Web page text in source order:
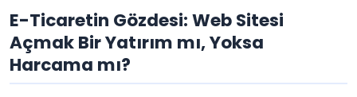
E-Ticaretin Gözdesi: Web Sitesi
Açmak Bir Yatırım mı, Yoksa
Harcama mı?